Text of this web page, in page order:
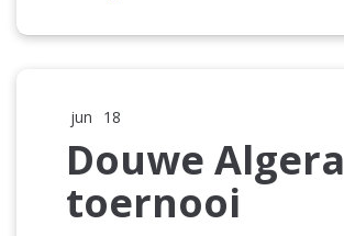
jun 18
Douwe Algera
toernooi